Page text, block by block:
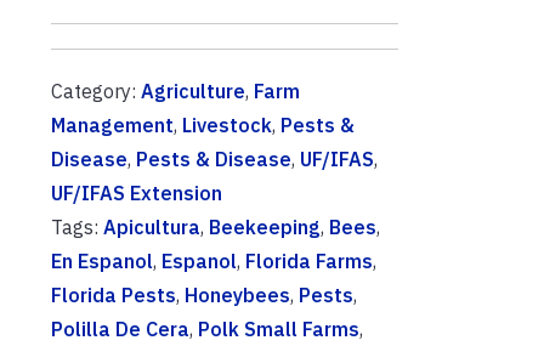
Category: Agriculture, Farm
Management, Livestock, Pests &
Disease, Pests & Disease, UF/IFAS,
UF/IFAS Extension
Tags: Apicultura, Beekeeping, Bees,
En Espanol, Espanol, Florida Farms,
Florida Pests, Honeybees, Pests,
Polilla De Cera, Polk Small Farms,